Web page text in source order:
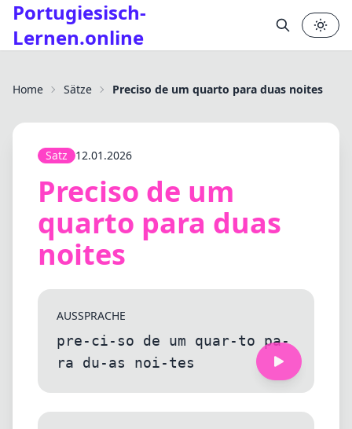
Portugiesisch-
Lernen.online
Home Sätze Preciso de um quarto para duas noites
Satz 12.01.2026
Preciso de um
quarto para duas
noites
AUSSPRACHE
pre-ci-so de um quar-to pa-
ra du-as noi-tes